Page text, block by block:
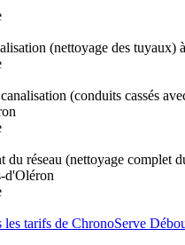
(nettoyage des tuyaux)
(conduits cassés
du réseau (nettoyage complet
d'Oléron
les tarifs de ChronoServe